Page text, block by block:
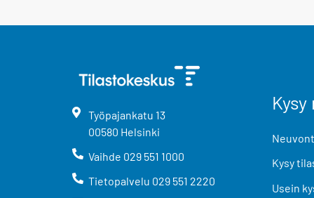
Työpajankatu 13
00580 Helsinki
Vaihde 029 551 1000
Tietopalvelu 029 551 2220
Kysy
Usein